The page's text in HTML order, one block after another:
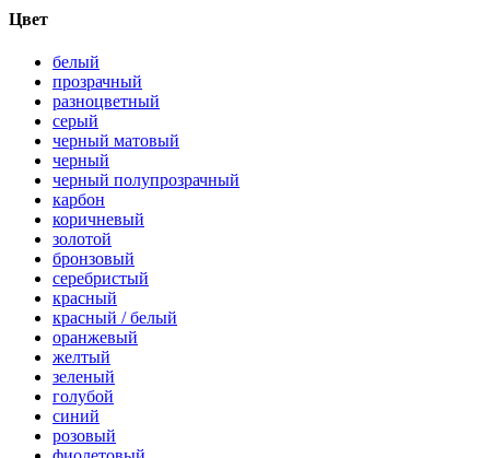
Цвет
белый
прозрачный
разноцветный
серый
черный матовый
черный
черный полупрозрачный
карбон
коричневый
золотой
бронзовый
серебристый
красный
красный / белый
оранжевый
желтый
зеленый
голубой
синий
розовый